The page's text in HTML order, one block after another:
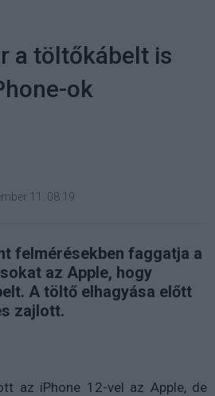
a töltőkábelt is
ok
11. 08:19
felmérésekben faggatja a
az Apple, hogy
A töltő elhagyása előtt
zajlott.
az iPhone 12-vel az Apple, de